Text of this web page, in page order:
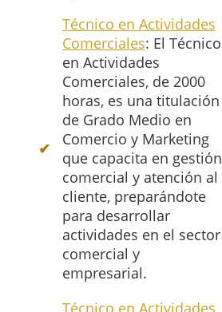
Técnico en Actividades
Comerciales: El Técnico
en Actividades
Comerciales, de 2000
horas, es una titulación
de Grado Medio en
Comercio y Marketing
que capacita en gestión
comercial y atención al
cliente, preparándote
para desarrollar
actividades en el sector
comercial y
empresarial.